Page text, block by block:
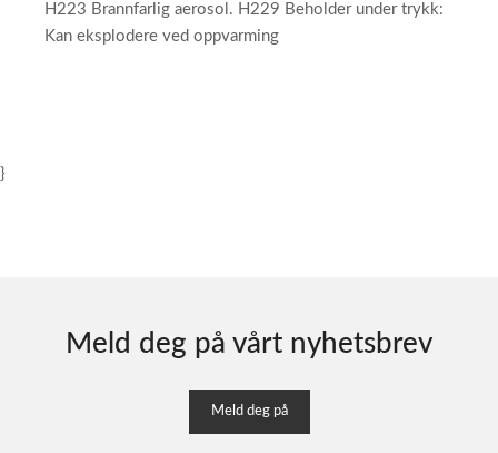
H223 Brannfarlig aerosol. H229 Beholder under trykk:
Kan eksplodere ved oppvarming
}
Meld deg på vårt nyhetsbrev
Meld deg på